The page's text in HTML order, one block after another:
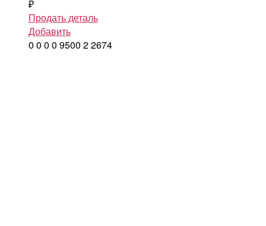
₽
Продать деталь
Добавить
0 0 0 0 9500 22674